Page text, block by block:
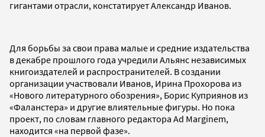
гигантами отрасли, констатирует Александр Иванов.
Для борьбы за свои права малые и средние издательства
в декабре прошлого года учредили Альянс независимых
книгоиздателей и распространителей. В создании
организации участвовали Иванов, Ирина Прохорова из
«Нового литературного обозрения», Борис Куприянов из
«Фаланстера» и другие влиятельные фигуры. Но пока
проект, по словам главного редактора Ad Marginem,
находится «на первой фазе».